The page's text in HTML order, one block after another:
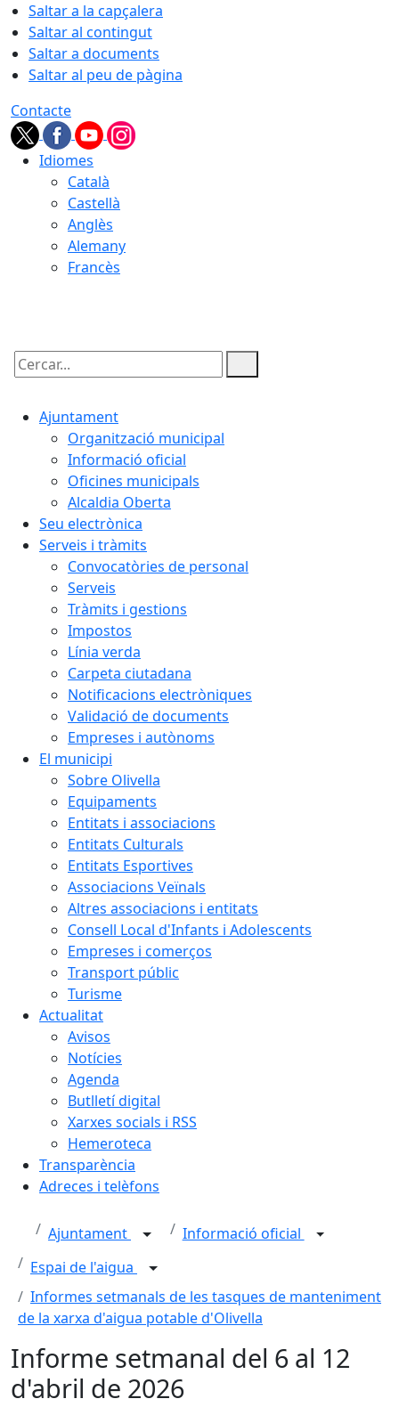
Saltar a la capçalera
Saltar al contingut
Saltar a documents
Saltar al peu de pàgina
Contacte
Idiomes
Català
Castellà
Anglès
Alemany
Francès
Cercar:
Ajuntament
Organització municipal
Informació oficial
Oficines municipals
Alcaldia Oberta
Seu electrònica
Serveis i tràmits
Convocatòries de personal
Serveis
Tràmits i gestions
Impostos
Línia verda
Carpeta ciutadana
Notificacions electròniques
Validació de documents
Empreses i autònoms
El municipi
Sobre Olivella
Equipaments
Entitats i associacions
Entitats Culturals
Entitats Esportives
Associacions Veïnals
Altres associacions i entitats
Consell Local d'Infants i Adolescents
Empreses i comerços
Transport públic
Turisme
Actualitat
Avisos
Notícies
Agenda
Butlletí digital
Xarxes socials i RSS
Hemeroteca
Transparència
Adreces i telèfons
Ajuntament
Informació oficial
Espai de l'aigua
Informes setmanals de les tasques de manteniment
de la xarxa d'aigua potable d'Olivella
Informe setmanal del 6 al 12
d'abril de 2026